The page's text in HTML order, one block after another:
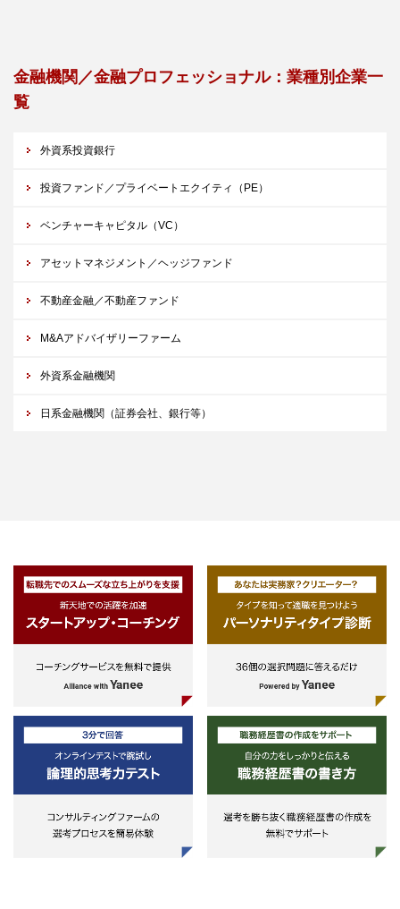
金融機関／金融プロフェッショナル：業種別企業一
覧
外資系投資銀行
投資ファンド／プライベートエクイティ（PE）
ベンチャーキャピタル（VC）
アセットマネジメント／ヘッジファンド
不動産金融／不動産ファンド
M&Aアドバイザリーファーム
外資系金融機関
日系金融機関（証券会社、銀行等）